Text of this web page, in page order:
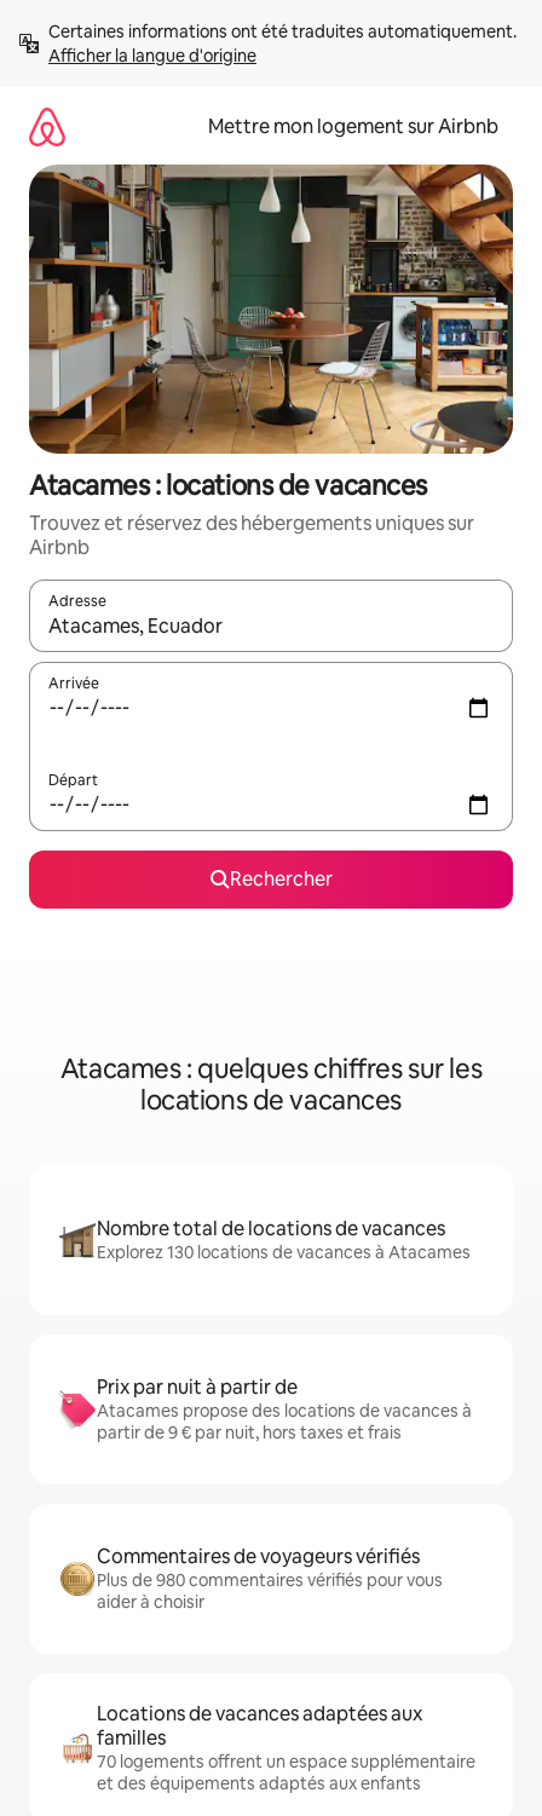
directement
Afficher la langue d'origine
Mettre mon logement sur Airbnb
Atacames : locations de vacances
Trouvez et réservez des hébergements uniques sur
Airbnb
Adresse
Lorsque les résultats s'affichent, utilisez les flèches vers le
Arrivée
Départ
Rechercher
Atacames : quelques chiffres sur les
locations de vacances
Nombre total de locations de vacances
Explorez 130 locations de vacances à Atacames
Prix par nuit à partir de
Atacames propose des locations de vacances à
partir de 9 € par nuit, hors taxes et frais
Commentaires de voyageurs vérifiés
Plus de 980 commentaires vérifiés pour vous
aider à choisir
Locations de vacances adaptées aux
familles
70 logements offrent un espace supplémentaire
et des équipements adaptés aux enfants